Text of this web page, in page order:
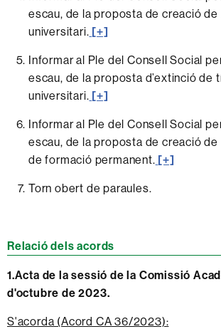
escau, de la proposta de creació
universitari. [+]
Informar al Ple del Consell Social
escau, de la proposta d’extinció de
universitari. [+]
Informar al Ple del Consell Social
escau, de la proposta de creació
de formació permanent. [+]
Torn obert de paraules.
Relació dels acords
1.Acta de la sessió de la Comissió
d'octubre de 2023.
S'acorda (Acord CA 36/2023):